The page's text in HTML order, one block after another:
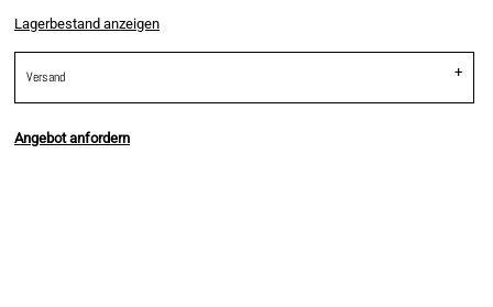
Lagerbestand anzeigen
Versand
Angebot anfordern